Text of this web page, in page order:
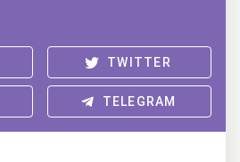
TWITTER
TELEGRAM